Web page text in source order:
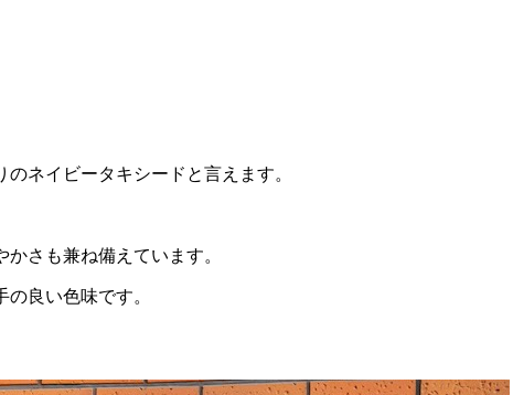
ネイビータキシードと言えます。
さも兼ね備えています。
良い色味です。